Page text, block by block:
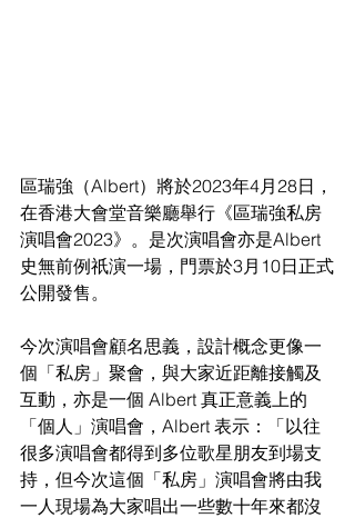
區瑞強（Albert）將於2023年4月28日，
在香港大會堂音樂廳舉行《區瑞強私房
演唱會2023》。是次演唱會亦是Albert
史無前例祇演一場，門票於3月10日正式
公開發售。
今次演唱會顧名思義，設計概念更像一
個「私房」聚會，與大家近距離接觸及
互動，亦是一個 Albert 真正意義上的
「個人」演唱會，Albert 表示：「以往
很多演唱會都得到多位歌星朋友到場支
持，但今次這個「私房」演唱會將由我
一人現場為大家唱出一些數十年來都沒